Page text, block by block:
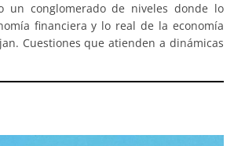
un conglomerado de niveles donde lo
financiera y lo real de la economía
Cuestiones que atienden a dinámicas